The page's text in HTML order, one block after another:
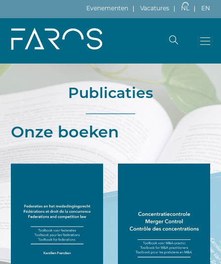
Evenementen Vacatures NL EN
Publicaties
Onze boeken